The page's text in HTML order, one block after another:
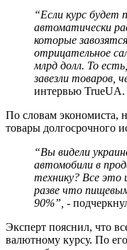
“Если курс будет
автоматически
которые
отрицательное
млрд долл. То
завезли товаров,
интервью TrueUA.
По словам экономиста,
товары долгосрочного
“Вы видели
автомобили в
технику? Все это
разве что
90%”, -
Эксперт пояснил, что
валютному курсу. По